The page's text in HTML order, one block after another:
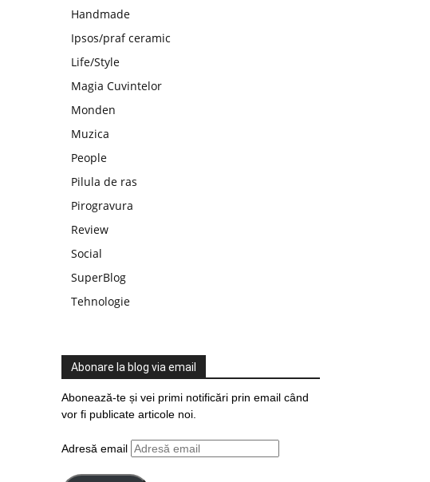
Handmade
Ipsos/praf ceramic
Life/Style
Magia Cuvintelor
Monden
Muzica
People
Pilula de ras
Pirogravura
Review
Social
SuperBlog
Tehnologie
Abonare la blog via email
Abonează-te și vei primi notificări prin email când
vor fi publicate articole noi.
Adresă email